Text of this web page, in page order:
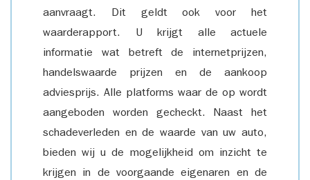
aanvraagt. Dit geldt ook voor het
waarderapport. U krijgt alle actuele
informatie wat betreft de internetprijzen,
handelswaarde prijzen en de aankoop
adviesprijs. Alle platforms waar de op wordt
aangeboden worden gecheckt. Naast het
schadeverleden en de waarde van uw auto,
bieden wij u de mogelijkheid om inzicht te
krijgen in de voorgaande eigenaren en de